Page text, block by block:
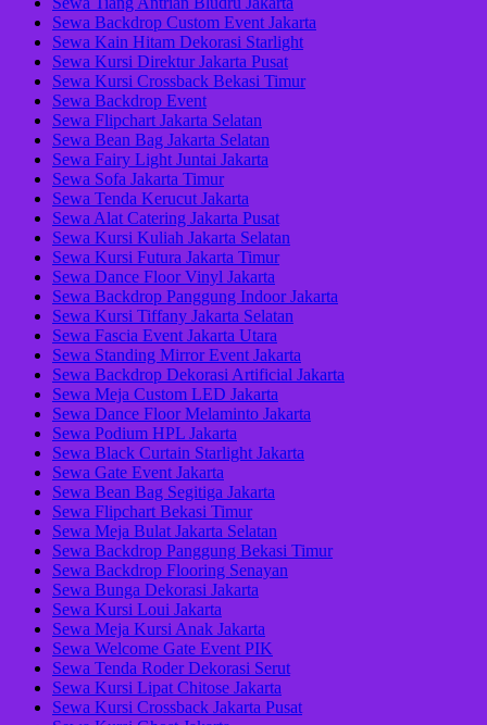
Sewa Backdrop Custom Event Jakarta
Sewa Kain Hitam Dekorasi Starlight
Sewa Kursi Direktur Jakarta Pusat
Sewa Kursi Crossback Bekasi Timur
Sewa Backdrop Event
Sewa Flipchart Jakarta Selatan
Sewa Bean Bag Jakarta Selatan
Sewa Fairy Light Juntai Jakarta
Sewa Sofa Jakarta Timur
Sewa Tenda Kerucut Jakarta
Sewa Alat Catering Jakarta Pusat
Sewa Kursi Kuliah Jakarta Selatan
Sewa Kursi Futura Jakarta Timur
Sewa Dance Floor Vinyl Jakarta
Sewa Backdrop Panggung Indoor Jakarta
Sewa Kursi Tiffany Jakarta Selatan
Sewa Fascia Event Jakarta Utara
Sewa Standing Mirror Event Jakarta
Sewa Backdrop Dekorasi Artificial Jakarta
Sewa Meja Custom LED Jakarta
Sewa Dance Floor Melaminto Jakarta
Sewa Podium HPL Jakarta
Sewa Black Curtain Starlight Jakarta
Sewa Gate Event Jakarta
Sewa Bean Bag Segitiga Jakarta
Sewa Flipchart Bekasi Timur
Sewa Meja Bulat Jakarta Selatan
Sewa Backdrop Panggung Bekasi Timur
Sewa Backdrop Flooring Senayan
Sewa Bunga Dekorasi Jakarta
Sewa Kursi Loui Jakarta
Sewa Meja Kursi Anak Jakarta
Sewa Welcome Gate Event PIK
Sewa Tenda Roder Dekorasi Serut
Sewa Kursi Lipat Chitose Jakarta
Sewa Kursi Crossback Jakarta Pusat